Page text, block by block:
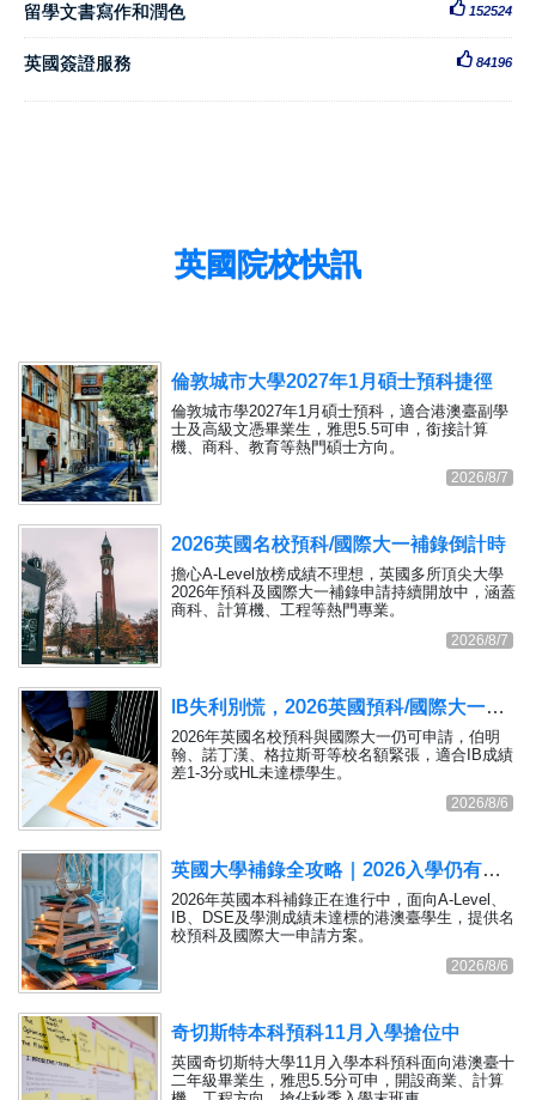
留學文書寫作和潤色 152524
英國簽證服務 84196
英國院校快訊
倫敦城市大學2027年1月碩士預科捷徑
倫敦城市學2027年1月碩士預科，適合港澳臺副學
士及高級文憑畢業生，雅思5.5可申，銜接計算
機、商科、教育等熱門碩士方向。
2026/8/7
2026英國名校預科/國際大一補錄倒計時
擔心A-Level放榜成績不理想，英國多所頂尖大學
2026年預科及國際大一補錄申請持續開放中，涵蓋
商科、計算機、工程等熱門專業。
2026/8/7
IB失利別慌，2026英國預科/國際大一末班車
2026年英國名校預科與國際大一仍可申請，伯明
翰、諾丁漢、格拉斯哥等校名額緊張，適合IB成績
差1-3分或HL未達標學生。
2026/8/6
英國大學補錄全攻略｜2026入學仍有機會
2026年英國本科補錄正在進行中，面向A-Level、
IB、DSE及學測成績未達標的港澳臺學生，提供名
校預科及國際大一申請方案。
2026/8/6
奇切斯特本科預科11月入學搶位中
英國奇切斯特大學11月入學本科預科面向港澳臺十
二年級畢業生，雅思5.5分可申，開設商業、計算